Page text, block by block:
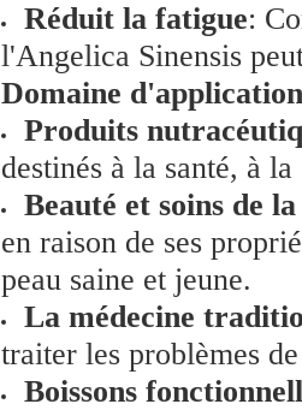
Réduit la fatigue:
l'Angelica Sinensis
Domaine d'application
Produits
destinés à la santé, à
Beauté et soins de
en raison de ses
peau saine et jeune.
La médecine
traiter les problèmes
Boissons